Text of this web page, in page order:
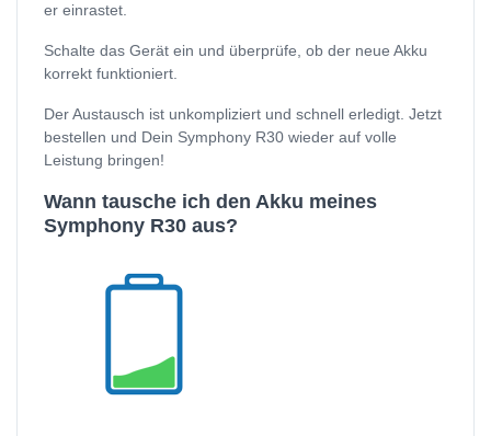
er einrastet.
Schalte das Gerät ein und überprüfe, ob der neue Akku
korrekt funktioniert.
Der Austausch ist unkompliziert und schnell erledigt. Jetzt
bestellen und Dein Symphony R30 wieder auf volle
Leistung bringen!
Wann tausche ich den Akku meines
Symphony R30 aus?